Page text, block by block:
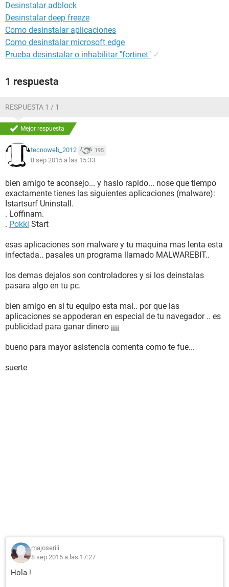
Sería alguien tan amable de decirme cuál dejo y cuál quito, y
de los q mantengo, para q sirven ?
Muchísimas Gracias y, x favor, q alguien m responda cuanto
antes.
Gracias !!!!
Desinstalar adblock
Desinstalar deep freeze
Como desinstalar aplicaciones
Como desinstalar microsoft edge
Prueba desinstalar o inhabilitar "fortinet" ✓
1 respuesta
RESPUESTA 1 / 1
Mejor respuesta
tecnoweb_2012 195
8 sep 2015 a las 15:33
bien amigo te aconsejo... y haslo rapido... nose que tiempo
exactamente tienes las siguientes aplicaciones (malware):
Istartsurf Uninstall.
. Loffinam.
. Pokki Start
esas aplicaciones son malware y tu maquina mas lenta esta
infectada.. pasales un programa llamado MALWAREBIT..
los demas dejalos son controladores y si los deinstalas
pasara algo en tu pc.
bien amigo en si tu equipo esta mal.. por que las
aplicaciones se appoderan en especial de tu navegador .. es
publicidad para ganar dinero ¡¡¡¡
bueno para mayor asistencia comenta como te fue...
suerte
majoserili
8 sep 2015 a las 17:27
Hola !